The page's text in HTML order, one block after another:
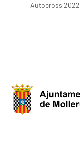
Autocross 2022